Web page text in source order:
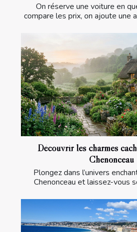
On réserve une voiture en
compare les prix, on ajoute une
Découvrir les charmes
Chenonceau
Plongez dans l’univers
Chenonceau et laissez-vous